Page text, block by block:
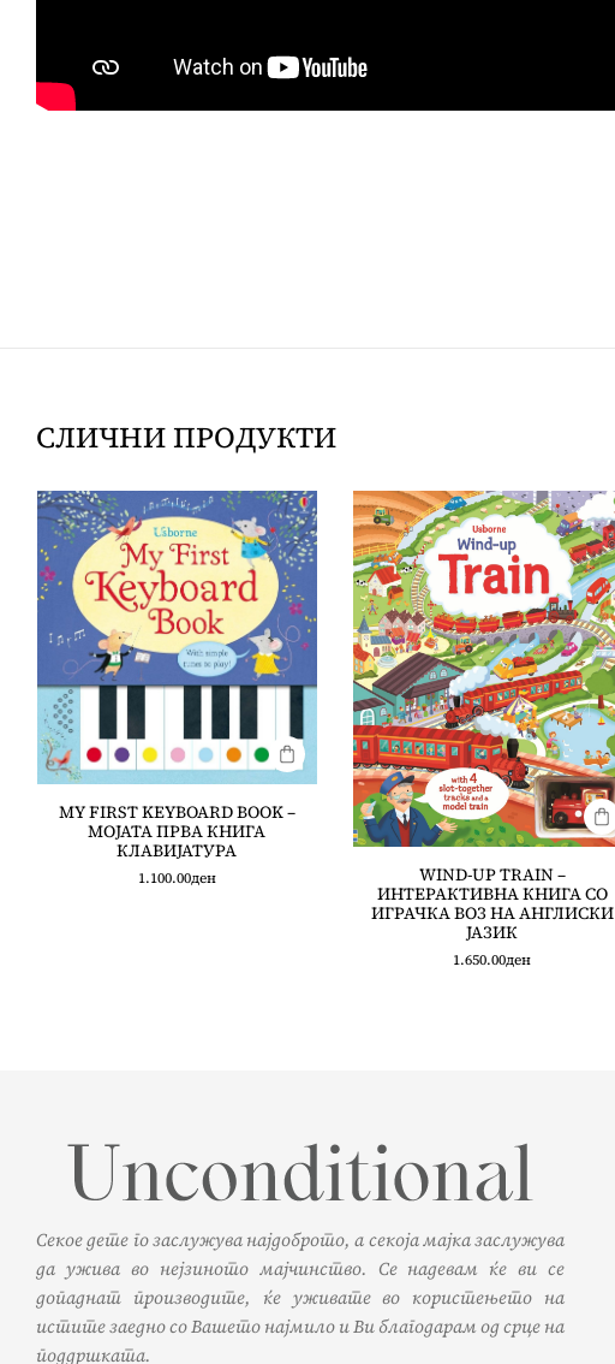
СЛИЧНИ ПРОДУКТИ
MY FIRST KEYBOARD BOOK –
МОЈАТА ПРВА КНИГА
КЛАВИЈАТУРА
1.100.00ден
WIND-UP TRAIN –
ИНТЕРАКТИВНА КНИГА СО
ИГРАЧКА ВОЗ НА АНГЛИСКИ
ЈАЗИК
1.650.00ден
Секое дете го заслужува најдоброто, а секоја мајка заслужува
да ужива во нејзиното мајчинство. Се надевам ќе ви се
допаднат производите, ќе уживате во користењето на
истите заедно со Вашето најмило и Ви благодарам од срце на
поддршката.